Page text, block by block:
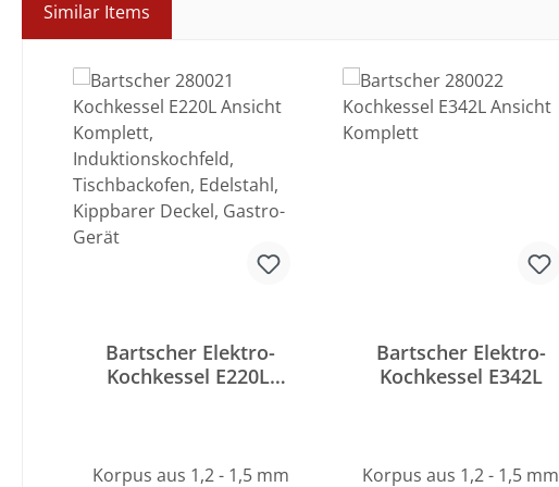
Similar Items
Produktgalerie überspringen
Bartscher Elektro-
Kochkessel E220L,
Korpus aus 1,2 - 1,5 mm
Bartscher Elektro-
Kochkessel E342L
Korpus aus 1,2 - 1,5 mm